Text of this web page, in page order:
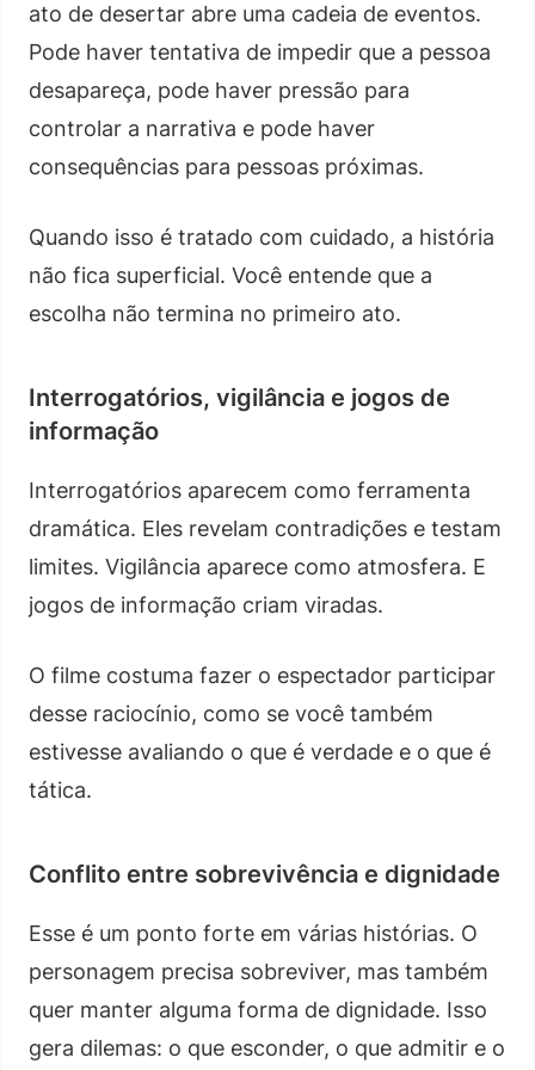
ato de desertar abre uma cadeia de eventos.
Pode haver tentativa de impedir que a pessoa
desapareça, pode haver pressão para
controlar a narrativa e pode haver
consequências para pessoas próximas.
Quando isso é tratado com cuidado, a história
não fica superficial. Você entende que a
escolha não termina no primeiro ato.
Interrogatórios, vigilância e jogos de
informação
Interrogatórios aparecem como ferramenta
dramática. Eles revelam contradições e testam
limites. Vigilância aparece como atmosfera. E
jogos de informação criam viradas.
O filme costuma fazer o espectador participar
desse raciocínio, como se você também
estivesse avaliando o que é verdade e o que é
tática.
Conflito entre sobrevivência e dignidade
Esse é um ponto forte em várias histórias. O
personagem precisa sobreviver, mas também
quer manter alguma forma de dignidade. Isso
gera dilemas: o que esconder, o que admitir e o